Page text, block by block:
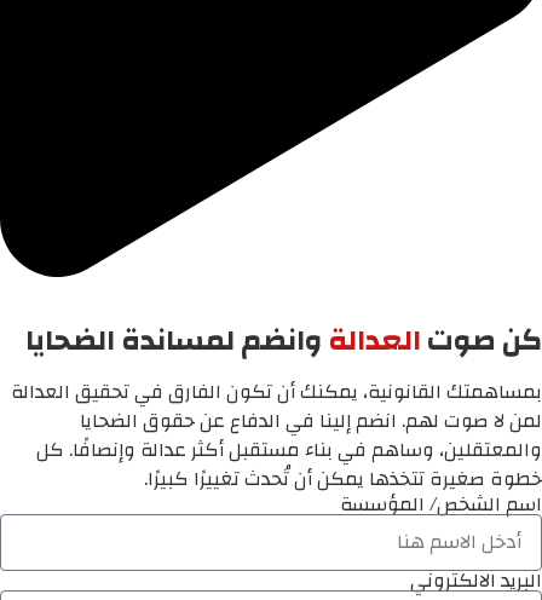
كن صوتالعدالةوانضم لمساندة الضحايا
بمساهمتك القانونية، يمكنك أن تكون الفارق في تحقيق العدالة
لمن لا صوت لهم. انضم إلينا في الدفاع عن حقوق الضحايا
والمعتقلين، وساهم في بناء مستقبل أكثر عدالة وإنصافًا. كل
خطوة صغيرة تتخذها يمكن أن تُحدث تغييرًا كبيرًا.
اسم الشخص/ المؤسسة
البريد الالكتروني